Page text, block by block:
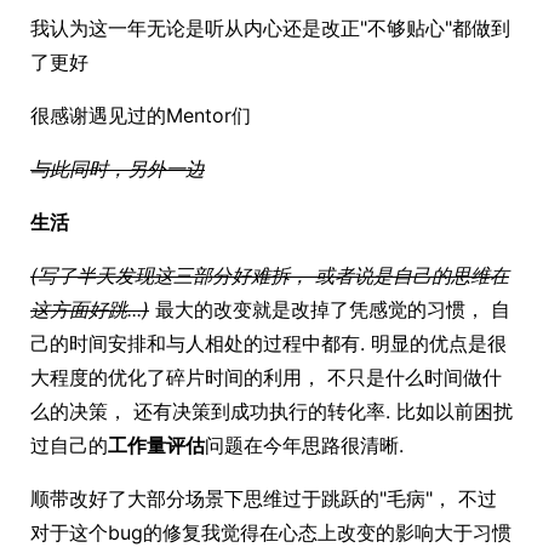
我认为这一年无论是听从内心还是改正"不够贴心"都做到
了更好
很感谢遇见过的Mentor们
与此同时，另外一边
生活
(写了半天发现这三部分好难拆， 或者说是自己的思维在
这方面好跳...) 最大的改变就是改掉了凭感觉的习惯， 自
己的时间安排和与人相处的过程中都有. 明显的优点是很
大程度的优化了碎片时间的利用， 不只是什么时间做什
么的决策， 还有决策到成功执行的转化率. 比如以前困扰
过自己的工作量评估问题在今年思路很清晰.
顺带改好了大部分场景下思维过于跳跃的"毛病"， 不过
对于这个bug的修复我觉得在心态上改变的影响大于习惯